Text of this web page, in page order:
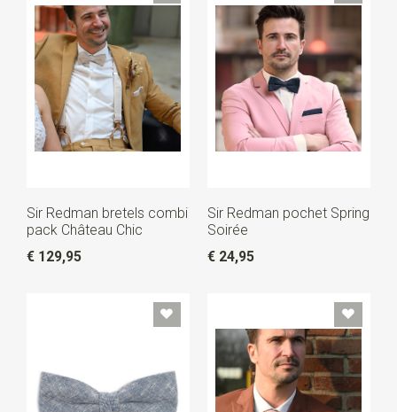
Sir Redman bretels combi
pack Château Chic
€ 129,95
Sir Redman pochet Spring
Soirée
€ 24,95